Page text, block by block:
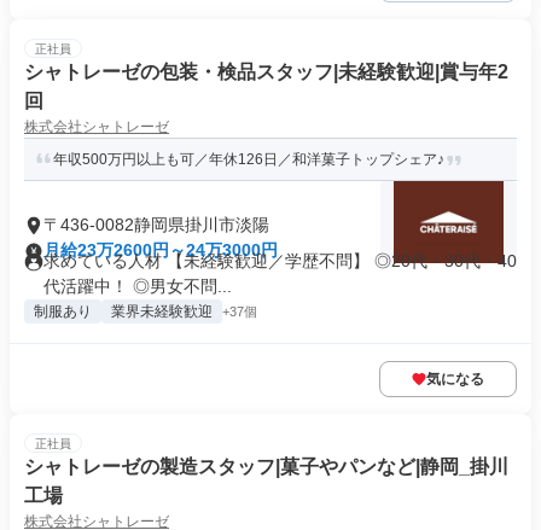
正社員
シャトレーゼの包装・検品スタッフ|未経験歓迎|賞与年2
回
株式会社シャトレーゼ
年収500万円以上も可／年休126日／和洋菓子トップシェア♪
〒436-0082静岡県掛川市淡陽
月給23万2600円～24万3000円
求めている人材 【未経験歓迎／学歴不問】 ◎20代・30代・40
代活躍中！ ◎男女不問...
制服あり 業界未経験歓迎 +37個
気になる
正社員
シャトレーゼの製造スタッフ|菓子やパンなど|静岡_掛川
工場
株式会社シャトレーゼ